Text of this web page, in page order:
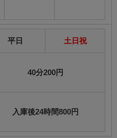
平日 土日祝
40分200円
入庫後24時間800円